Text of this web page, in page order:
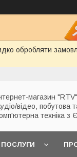
обробляти
магазин
відео, побутова
техніка з